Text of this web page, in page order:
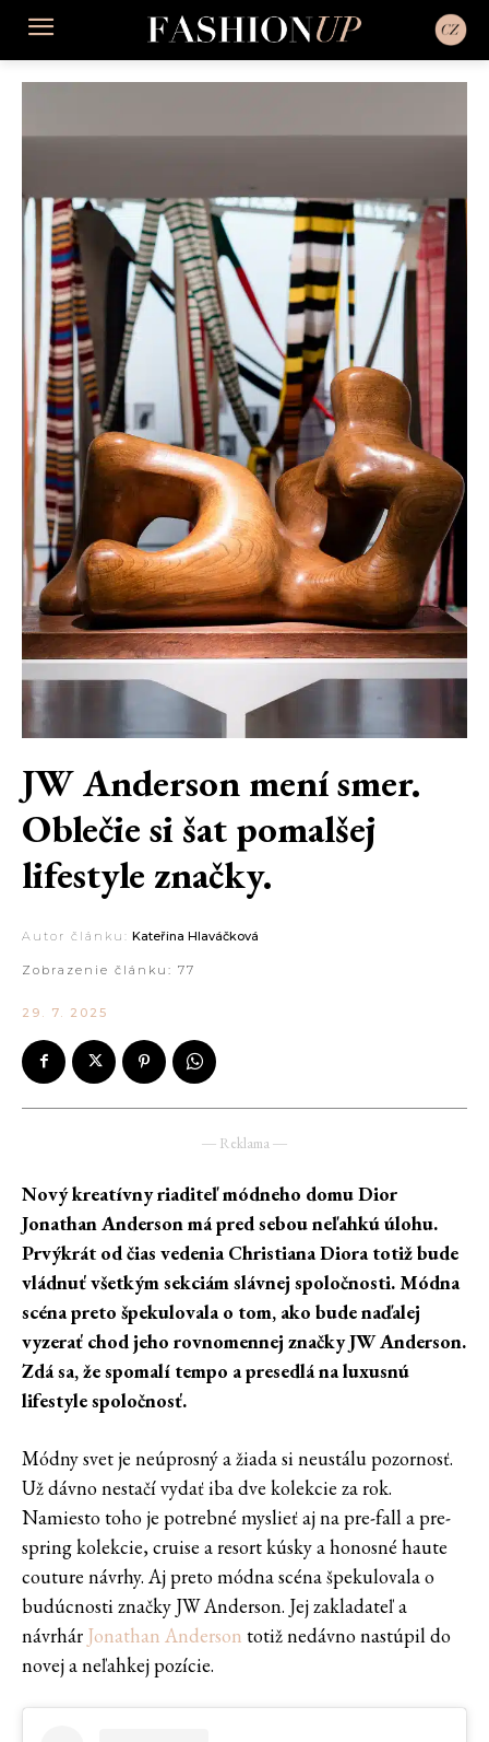
JW Anderson mení smer.
Oblečie si šat pomalšej
lifestyle značky.
Autor článku: Kateřina Hlaváčková
Zobrazenie článku: 77
29. 7. 2025
― Reklama ―
Nový kreatívny riaditeľ módneho domu Dior
Jonathan Anderson má pred sebou neľahkú úlohu.
Prvýkrát od čias vedenia Christiana Diora totiž bude
vládnuť všetkým sekciám slávnej spoločnosti. Módna
scéna preto špekulovala o tom, ako bude naďalej
vyzerať chod jeho rovnomennej značky JW Anderson.
Zdá sa, že spomalí tempo a presedlá na luxusnú
lifestyle spoločnosť.
Módny svet je neúprosný a žiada si neustálu pozornosť.
Už dávno nestačí vydať iba dve kolekcie za rok.
Namiesto toho je potrebné myslieť aj na pre-fall a pre-
spring kolekcie, cruise a resort kúsky a honosné haute
couture návrhy. Aj preto módna scéna špekulovala o
budúcnosti značky JW Anderson. Jej zakladateľ a
návrhár Jonathan Anderson totiž nedávno nastúpil do
novej a neľahkej pozície.